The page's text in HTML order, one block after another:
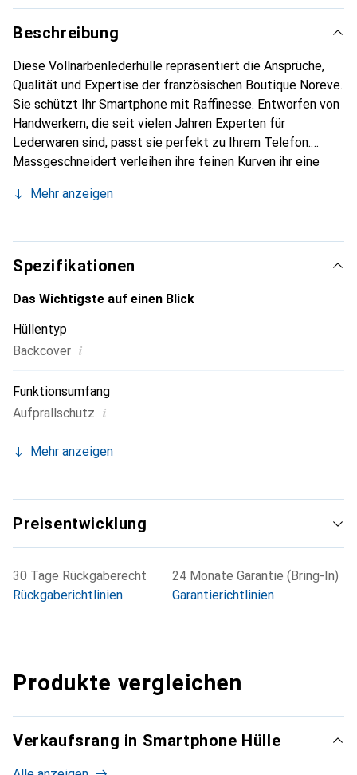
Beschreibung
Diese Vollnarbenlederhülle repräsentiert die Ansprüche,
Qualität und Expertise der französischen Boutique Noreve.
Sie schützt Ihr Smartphone mit Raffinesse. Entworfen von
Handwerkern, die seit vielen Jahren Experten für
Lederwaren sind, passt sie perfekt zu Ihrem Telefon.
Massgeschneidert verleihen ihre feinen Kurven ihr eine
unverzichtbaren Accessoire für Ihr Smartphone.
die Marke Noreve eine sichere Wahl für eine
anspruchsvolle Klientel.
Mehr anzeigen
Spezifikationen
Das Wichtigste auf einen Blick
Hüllentyp
Backcover i
Funktionsumfang
Aufprallschutz i
Mehr anzeigen
Preisentwicklung
30 Tage Rückgaberecht
Rückgaberichtlinien
24 Monate Garantie (Bring-In)
Garantierichtlinien
Produkte vergleichen
Verkaufsrang in Smartphone Hülle